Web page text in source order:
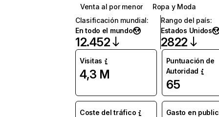
Venta al por menor
Ropa y Moda
Clasificación mundial:
En todo el mundo
12.452
Rango del país:
Estados Unidos
2822
Visitas
4,3 M
Puntuación de
Autoridad
65
Coste del tráfico Gasto en